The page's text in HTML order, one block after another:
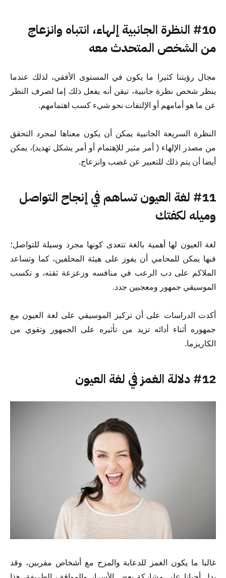
#10 النظرة الجانبية إلهاء، انتباه وانزعاج
من الشخص المتحدث معه
مجال رؤيتنا كثيرا ما يكون في المستوى الأفقي، لذلك عندما
ينظر شخص نظرة جانبية، تيقن أنه يفعل ذلك إما لصرف النظر
عن ما هو أمامهم أو الإلتفات نحو شيء كسب اهتمامهم.
النظرة السريعة الجانبية يمكن أن يكون معناها لمجرد التحقق
من مصدر الإلهاء ( أمر مثير للإهتمام أو أمر يشكل تهديد)، يمكن
أيضا أن يتم ذلك للتعبير عن غضب وانزعاج.
#11 لغة العيون تساهم في إنجاح التواصل
وميله لكفتك
لغة العيون لها أهمية بالغة تتعدى كونها مجرد وسيلة للتواصل؛
فبها يمكن للمحامي أن يفوز على هيئة المحلفين، كما وتساعد
الملاكم على دب الرعب في منافسه وزعزعة ثقته، و تكسب
الموسيقي جمهور ومعجبين جدد.
أكدت الدراسات على أن تركيز الموسيقي على لغة العيون مع
جمهوره أثناء أدائه تزيد من تأثيره على الجمهور وتقوي من
الكاريزما.
#12 دلالة الغمز في لغة العيون
غالبا ما يكون الغمز للدعابة والمزح مع أشخاص مقربين، وقد